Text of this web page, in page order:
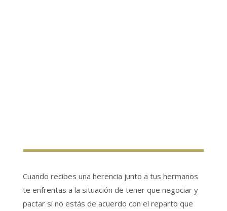
Cuando recibes una herencia junto a tus hermanos
te enfrentas a la situación de tener que negociar y
pactar si no estás de acuerdo con el reparto que